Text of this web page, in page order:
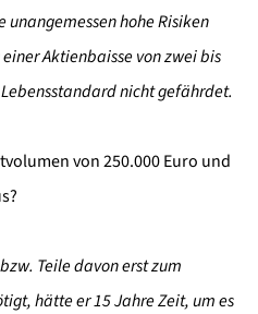
unangemessen hohe Risiken
Aktienbaisse von zwei bis
nicht gefährdet.
von 250.000 Euro und
Teile davon erst zum
hätte er 15 Jahre Zeit, um es